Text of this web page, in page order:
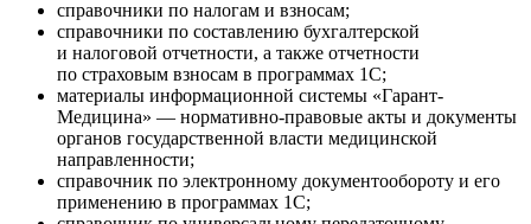
справочники по налогам и взносам;
справочники по составлению бухгалтерской
и налоговой отчетности, а также отчетности
по страховым взносам в программах 1С;
материалы информационной системы «Гарант-
Медицина» — нормативно-правовые акты и документы
органов государственной власти медицинской
направленности;
справочник по электронному документообороту и его
применению в программах 1С;